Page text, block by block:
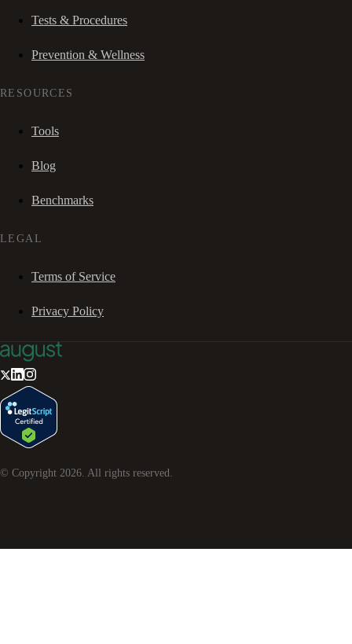
Tests & Procedures
Prevention & Wellness
RESOURCES
Tools
Blog
Benchmarks
LEGAL
Terms of Service
Privacy Policy
© Copyright 2026. All rights reserved.